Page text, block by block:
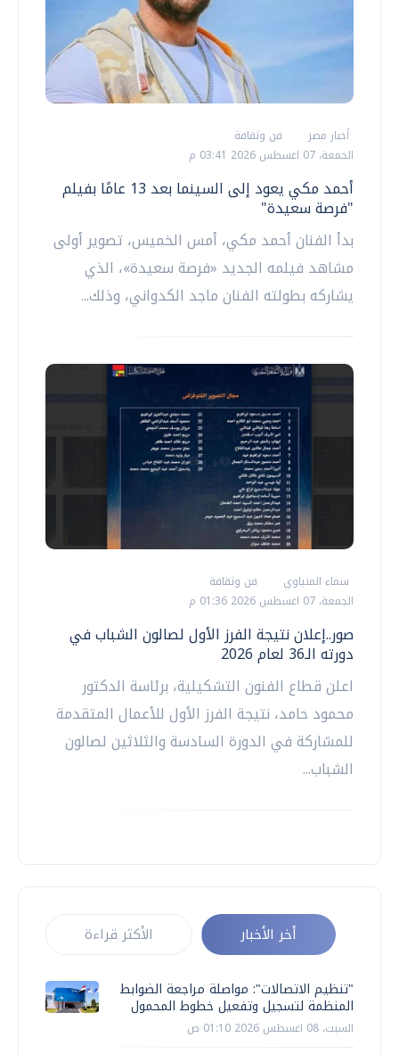
أخبار مصر
فن وثقافة
الجمعة، 07 اغسطس 2026 03:41 م
أحمد مكي يعود إلى السينما بعد 13 عامًا بفيلم
"فرصة سعيدة"
‏بدأ الفنان أحمد مكي، أمس الخميس، تصوير أولى
مشاهد فيلمه الجديد «فرصة سعيدة»، الذي
يشاركه بطولته الفنان ماجد الكدواني، وذلك...
سماء المنياوي
فن وثقافة
الجمعة، 07 اغسطس 2026 01:36 م
صور..إعلان نتيجة الفرز الأول لصالون الشباب في
دورته الـ36 لعام 2026
اعلن قطاع الفنون التشكيلية، برئاسة الدكتور
محمود حامد، نتيجة الفرز الأول للأعمال المتقدمة
للمشاركة في الدورة السادسة والثلاثين لصالون
الشباب...
أخر الأخبار الأكثر قراءة
"تنظيم الاتصالات": مواصلة مراجعة الضوابط
المنظمة لتسجيل وتفعيل خطوط المحمول
السبت، 08 اغسطس 2026 01:10 ص